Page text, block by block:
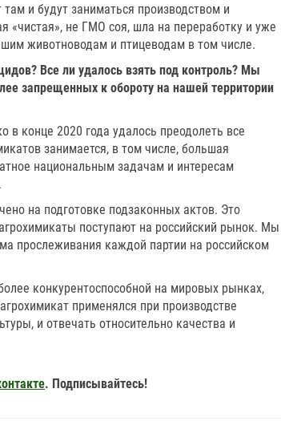
и будут заниматься производством и
«чистая», не ГМО соя, шла на переработку и уже
животноводам и птицеводам в том числе.
Все ли удалось взять под контроль? Мы
запрещенных к обороту на нашей территории
в конце 2020 года удалось преодолеть все
занимается, в том числе, большая
национальным задачам и интересам
на подготовке подзаконных актов. Это
поступают на российский рынок. Мы
прослеживания каждой партии на российском
конкурентоспособной на мировых рынках,
применялся при производстве
и отвечать относительно качества и
. Подписывайтесь!